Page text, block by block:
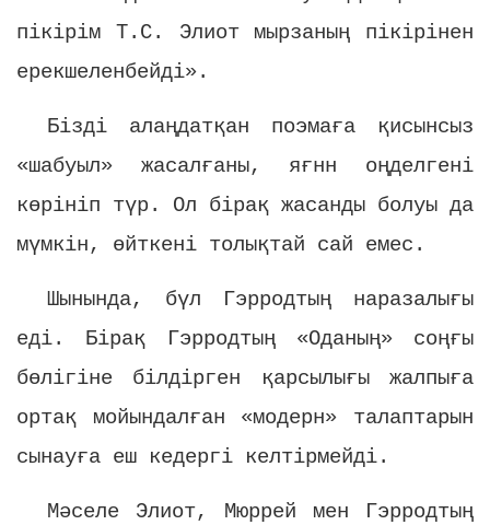
пікірім Т.С. Элиот мырзаның пікірінен
ерекшеленбейді».
Бізді алаңдатқан поэмаға қисынсыз
«шабуыл» жасалғаны, яғнн оңделгені
көрініп түр. Ол бірақ жасанды болуы да
мүмкін, өйткені толықтай сай емес.
Шынында, бүл Гэрродтың наразалығы
еді. Бірақ Гэрродтың «Оданың» соңғы
бөлігіне білдірген қарсылығы жалпыға
ортақ мойындалған «модерн» талаптарын
сынауға еш кедергі келтірмейді.
Мәселе Элиот, Мюррей мен Гэрродтың